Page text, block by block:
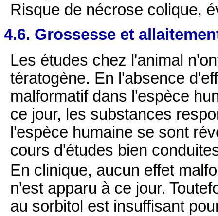
Risque de nécrose colique,
4.6. Grossesse et
Les études chez l'animal
tératogène. En l'absence
malformatif dans l'espèce
ce jour, les substances
l'espèce humaine se sont
cours d'études bien
En clinique, aucun effet
n'est apparu à ce jour.
au sorbitol est insuffisant